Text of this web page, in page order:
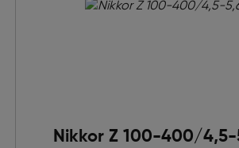
Nikkor Z 100-400/4,5-